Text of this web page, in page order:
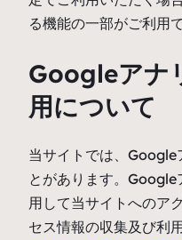
る機能の一部がご利用
Googleアナ
用について
当サイトでは、Google
とがあります。
用して当サイトへのア
セス情報の収集及び利